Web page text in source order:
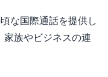
な国際通話を提供し
家族やビジネスの連